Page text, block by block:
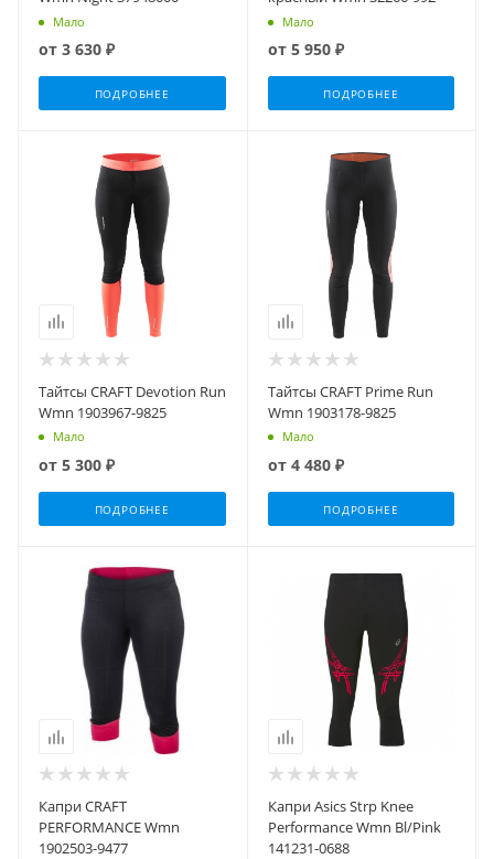
Мало
от 3 630 ₽
ПОДРОБНЕЕ
Мало
от 5 950 ₽
ПОДРОБНЕЕ
Тайтсы CRAFT Devotion Run
Wmn 1903967-9825
Мало
от 5 300 ₽
ПОДРОБНЕЕ
Тайтсы CRAFT Prime Run
Wmn 1903178-9825
Мало
от 4 480 ₽
ПОДРОБНЕЕ
Капри CRAFT
PERFORMANCE Wmn
1902503-9477
Капри Asics Strp Knee
Performance Wmn Bl/Pink
141231-0688